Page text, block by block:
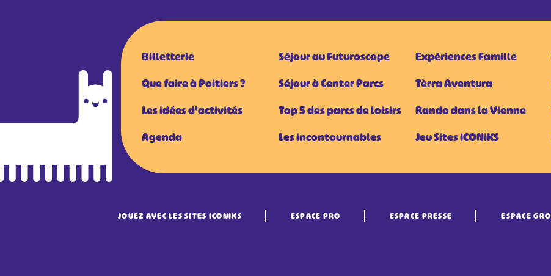
Billetterie
Que faire à Poitiers ?
Les idées d'activités
Agenda
Séjour au Futuroscope
Séjour à Center Parcs
Top 5 des parcs de loisirs
Les incontournables
Expériences Famille
Tèrra Aventura
Rando dans la Vienne
Jeu Sites iCONiKS
JOUEZ AVEC LES SITES ICONIKS ESPACE PRO ESPACE PRESSE ESPACE